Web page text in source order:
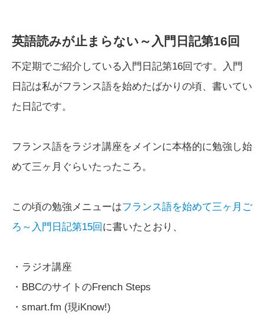
英語読みが止まらない～入門日記第16回
不定期でご紹介している入門日記第16回です。入門
日記は私がフランス語を始めたばかりの頃、書いてい
た日記です。
フランス語をラジオ講座をメインに本格的に勉強し始
めて三ヶ月ぐらいたったころ。
この頃の勉強メニューはフランス語を始めて三ヶ月ご
ろ～入門日記第15回 に書いたとおり、
・ラジオ講座
・BBCのサイトのFrench Steps
・smart.fm (現iKnow!)